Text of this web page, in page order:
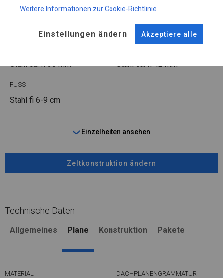
Stahl ca.fi 38 mm Stahl ca.fi 42 mm
FUSS
Stahl fi 6-9 cm
Einzelheiten ansehen
Zeltkonstruktion ändern
Technische Daten
Allgemeines Plane Konstruktion Pakete
MATERIAL DACHPLANENGRAMMATUR
Weitere Informationen zur Cookie-Richtlinie
Einstellungen ändern Akzeptiere alle